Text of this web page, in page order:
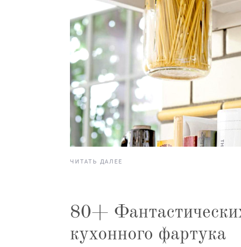
ЧИТАТЬ ДАЛЕЕ
80+
кухонного фартука